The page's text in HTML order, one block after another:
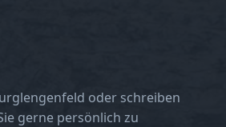
oder schreiben
gerne persönlich zu